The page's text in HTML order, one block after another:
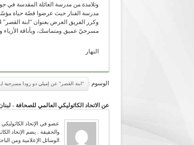
وتلامذة من مدرسة العائلة المقدسة في
مدرسة الفنار حيث عرضوا قصّة حياة
مسرحيّ عميق ومتماسك، وبأناقة الأزياء
النهار
الوسوم : "ابنة القصر" عن إميلي دو رودا مسرحية
عن الاتحاد الكاثوليكي العالمي للصحافة -